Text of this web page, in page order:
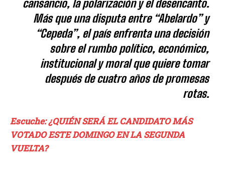
cansancio, la polarización y el desencanto.
Más que una disputa entre “Abelardo” y
“Cepeda”, el país enfrenta una decisión
sobre el rumbo político, económico,
institucional y moral que quiere tomar
después de cuatro años de promesas
rotas.
Escuche: ¿QUIÉN SERÁ EL CANDIDATO MÁS
VOTADO ESTE DOMINGO EN LA SEGUNDA
VUELTA?